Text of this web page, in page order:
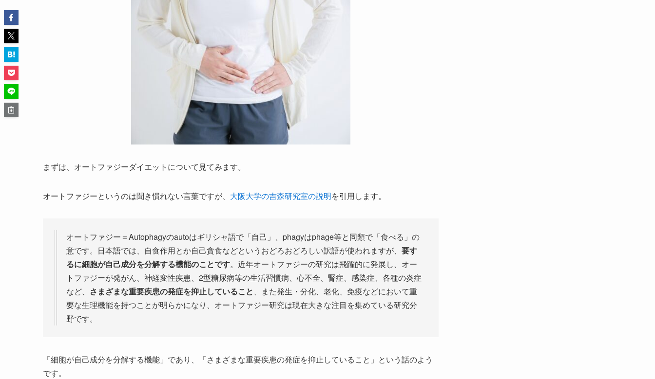
まずは、オートファジーダイエットについて見てみます。
オートファジーというのは聞き慣れない言葉ですが、 大阪大学の吉森研究室の説明を引用します。
オートファジー＝Autophagyのautoはギリシャ語で「自己」、phagyはphage等と同類で「食べる」の
意です。日本語では、自食作用とか自己貪食などというおどろおどろしい訳語が使われますが、 要す
るに細胞が自己成分を分解する機能のことです。近年オートファジーの研究は飛躍的に発展し、オー
トファジーが発がん、神経変性疾患、2型糖尿病等の生活習慣病、心不全、腎症、感染症、各種の炎症
など、 さまざまな重要疾患の発症を抑止していること 、また発生・分化、老化、免疫などにおいて重
要な生理機能を持つことが明らかになり、オートファジー研究は現在大きな注目を集めている研究分
野です。
「細胞が自己成分を分解する機能」であり、「さまざまな重要疾患の発症を抑止していること」という話のよう
です。